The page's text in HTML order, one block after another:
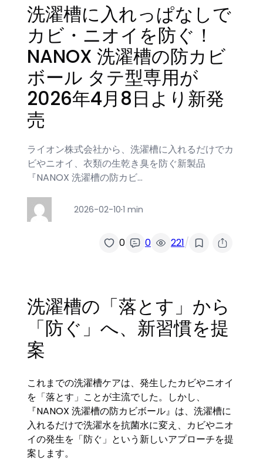
洗濯槽に入れっぱなしで
カビ・ニオイを防ぐ！
NANOX 洗濯槽の防カビ
ボール タテ型専用が
2026年4月8日より新発
売
ライオン株式会社から、洗濯槽に入れるだけでカ
ビやニオイ、衣類の生乾き臭を防ぐ新製品
『NANOX 洗濯槽の防カビ…
2026-02-10·1 min
0 0 221/
洗濯槽の「落とす」から
「防ぐ」へ、新習慣を提
案
これまでの洗濯槽ケアは、発生したカビやニオイ
を「落とす」ことが主流でした。しかし、
『NANOX 洗濯槽の防カビボール』は、洗濯槽に
入れるだけで洗濯水を抗菌水に変え、カビやニオ
イの発生を「防ぐ」という新しいアプローチを提
案します。